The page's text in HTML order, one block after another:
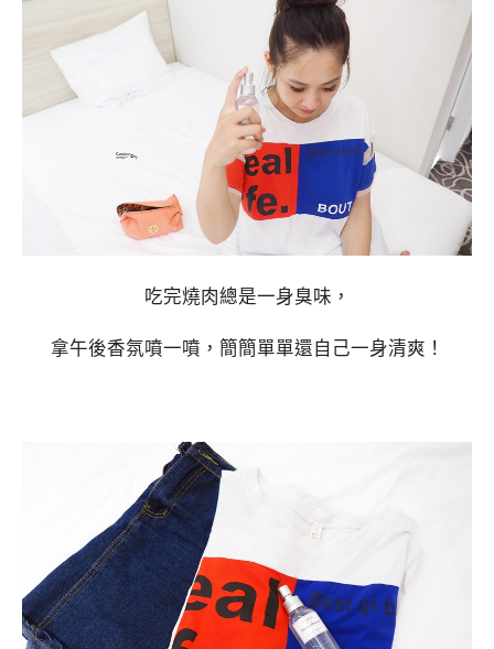
吃完燒肉總是一身臭味，
拿午後香氛噴一噴，簡簡單單還自己一身清爽！